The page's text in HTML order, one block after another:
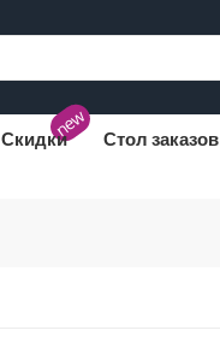
new
Скидки Стол заказов